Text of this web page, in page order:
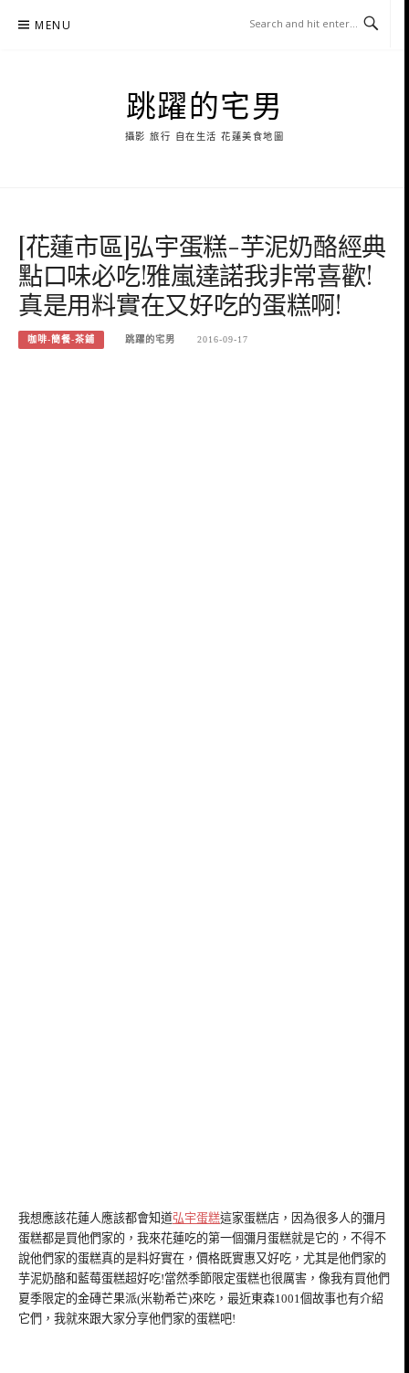
MENU
跳躍的宅男
攝影 旅行 自在生活 花蓮美食地圖
[花蓮市區]弘宇蛋糕-芋泥奶酪經典
點口味必吃!雅嵐達諾我非常喜歡!
真是用料實在又好吃的蛋糕啊!
咖啡-簡餐-茶鋪 跳躍的宅男 2016-09-17
我想應該花蓮人應該都會知道弘宇蛋糕這家蛋糕店，因為很多人的彌月
蛋糕都是買他們家的，我來花蓮吃的第一個彌月蛋糕就是它的，不得不
說他們家的蛋糕真的是料好實在，價格既實惠又好吃，尤其是他們家的
芋泥奶酪和藍莓蛋糕超好吃!當然季節限定蛋糕也很厲害，像我有買他們
夏季限定的金磚芒果派(米勒希芒)來吃，最近東森1001個故事也有介紹
它們，我就來跟大家分享他們家的蛋糕吧!